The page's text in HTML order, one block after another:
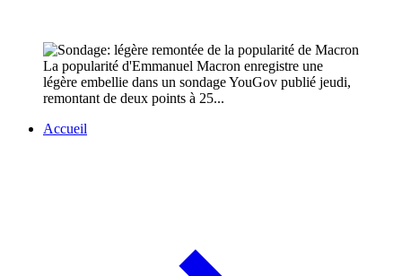
La popularité d'Emmanuel Macron enregistre une
légère embellie dans un sondage YouGov publié jeudi,
remontant de deux points à 25...
Accueil